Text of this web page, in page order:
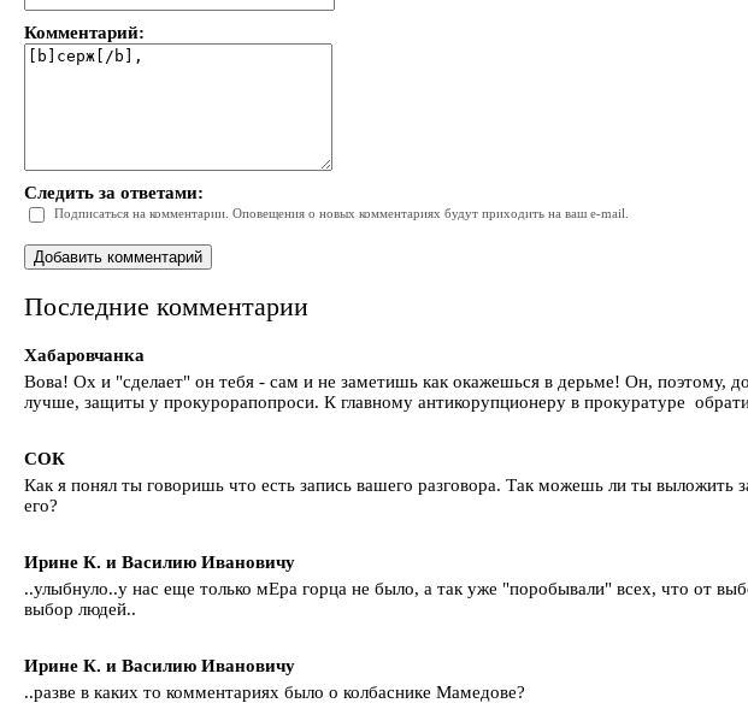
Комментарий:
Следить за ответами:
Подписаться на комментарии. Оповещения о новых комментариях будут приходить на ваш e-mail.
Последние комментарии
Хабаровчанка
Вова! Ох и "сделает" он тебя - сам и не заметишь как окажешься в дерьме! Он,
лучше, защиты у прокурорапопроси. К главному антикорупционеру в прокуратуре
СОК
Как я понял ты говоришь что есть запись вашего разговора. Так можешь ли ты
его?
Ирине К. и Василию Ивановичу
..улыбнуло..у нас еще только мЕра горца не было, а так уже "поробывали" всех, что от
выбор людей..
Ирине К. и Василию Ивановичу
..разве в каких то комментариях было о колбаснике Мамедове?